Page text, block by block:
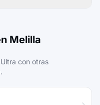
Melilla
con otras